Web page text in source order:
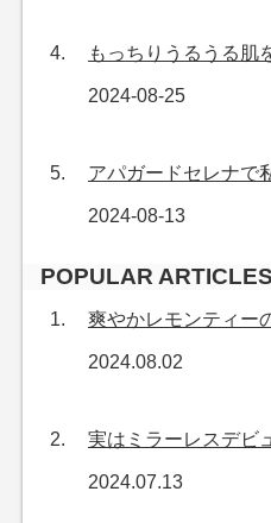
もっちりうるうる肌
2024-08-25
アパガードセレナで
2024-08-13
POPULAR ARTICLES
爽やかレモンティー
2024.08.02
実はミラーレスデビ
2024.07.13